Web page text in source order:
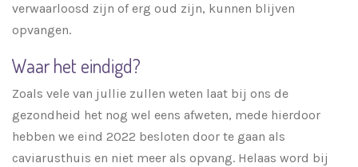
verwaarloosd zijn of erg oud zijn, kunnen blijven
opvangen.
Waar het eindigd?
Zoals vele van jullie zullen weten laat bij ons de
gezondheid het nog wel eens afweten, mede hierdoor
hebben we eind 2022 besloten door te gaan als
caviarusthuis en niet meer als opvang. Helaas word bij